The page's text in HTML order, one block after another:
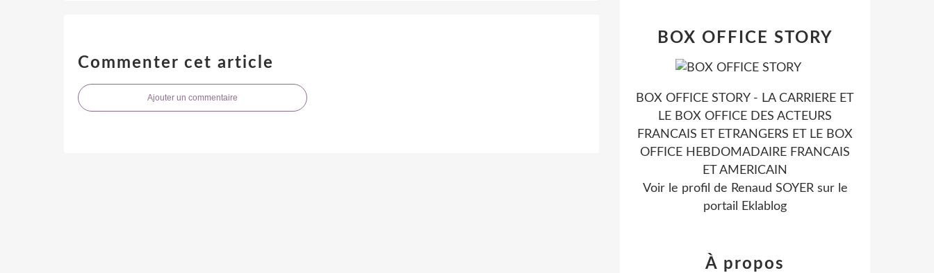
Commenter cet article
Ajouter un commentaire
BOX OFFICE STORY
BOX OFFICE STORY - LA CARRIERE ET
LE BOX OFFICE DES ACTEURS
FRANCAIS ET ETRANGERS ET LE BOX
OFFICE HEBDOMADAIRE FRANCAIS
ET AMERICAIN
Voir le profil de Renaud SOYERsur le
portail Eklablog
À propos